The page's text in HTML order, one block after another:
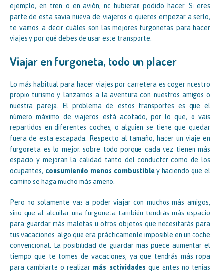
ejemplo, en tren o en avión, no hubieran podido hacer. Si eres
parte de esta savia nueva de viajeros o quieres empezar a serlo,
te vamos a decir cuáles son las mejores furgonetas para hacer
viajes y por qué debes de usar este transporte.
Viajar en furgoneta, todo un placer
Lo más habitual para hacer viajes por carretera es coger nuestro
propio turismo y lanzarnos a la aventura con nuestros amigos o
nuestra pareja. El problema de estos transportes es que el
número máximo de viajeros está acotado, por lo que, o vais
repartidos en diferentes coches, o alguien se tiene que quedar
fuera de esta escapada. Respecto al tamaño, hacer un viaje en
furgoneta es lo mejor, sobre todo porque cada vez tienen más
espacio y mejoran la calidad tanto del conductor como de los
ocupantes, consumiendo menos combustibley haciendo que el
camino se haga mucho más ameno.
Pero no solamente vas a poder viajar con muchos más amigos,
sino que al alquilar una furgoneta también tendrás más espacio
para guardar más maletas u otros objetos que necesitarás para
tus vacaciones, algo que era prácticamente imposible en un coche
convencional. La posibilidad de guardar más puede aumentar el
tiempo que te tomes de vacaciones, ya que tendrás más ropa
para cambiarte o realizar más actividades que antes no tenías